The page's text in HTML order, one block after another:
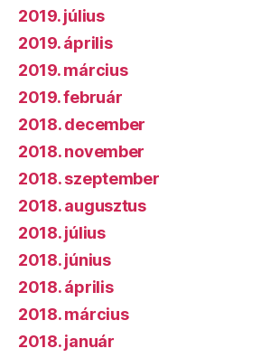
2019. július
2019. április
2019. március
2019. február
2018. december
2018. november
2018. szeptember
2018. augusztus
2018. július
2018. június
2018. április
2018. március
2018. január